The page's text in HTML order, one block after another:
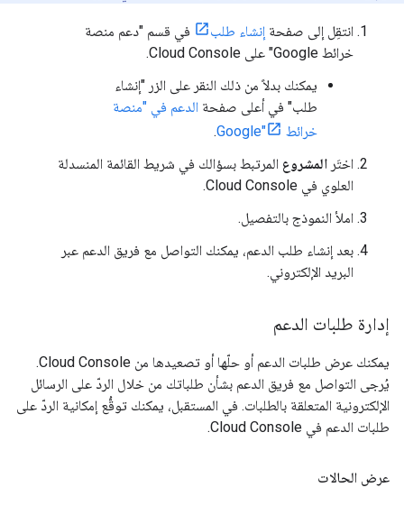
انتقِل إلى صفحة إنشاء طلب
في قسم "دعم منصة
خرائط Google" على Cloud Console.
يمكنك بدلاً من ذلك النقر على الزر "إنشاء
طلب" في أعلى صفحة الدعم في "منصة
خرائط Google"
.
اختَر المشروع المرتبط بسؤالك في شريط القائمة المنسدلة
العلوي في Cloud Console.
املأ النموذج بالتفصيل.
بعد إنشاء طلب الدعم، يمكنك التواصل مع فريق الدعم عبر
البريد الإلكتروني.
إدارة طلبات الدعم
يمكنك عرض طلبات الدعم أو حلّها أو تصعيدها من Cloud Console.
يُرجى التواصل مع فريق الدعم بشأن طلباتك من خلال الردّ على الرسائل
الإلكترونية المتعلقة بالطلبات. في المستقبل، يمكنك توقُّع إمكانية الردّ على
طلبات الدعم في Cloud Console.
عرض الحالات